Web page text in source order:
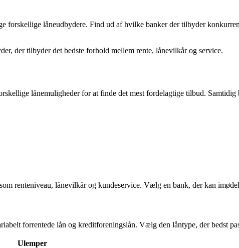
forskellige låneudbydere. Find ud af hvilke banker der tilbyder
der tilbyder det bedste forhold mellem rente, lånevilkår og service.
lånemuligheder for at finde det mest fordelagtige tilbud.
renteniveau, lånevilkår og kundeservice. Vælg en bank, der kan
forrentede lån og kreditforeningslån. Vælg den låntype, der bedst
Ulemper